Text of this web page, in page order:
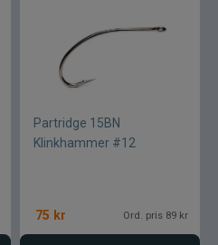
Partridge 15BN
Klinkhammer #12
75 kr Ord. pris 89 kr